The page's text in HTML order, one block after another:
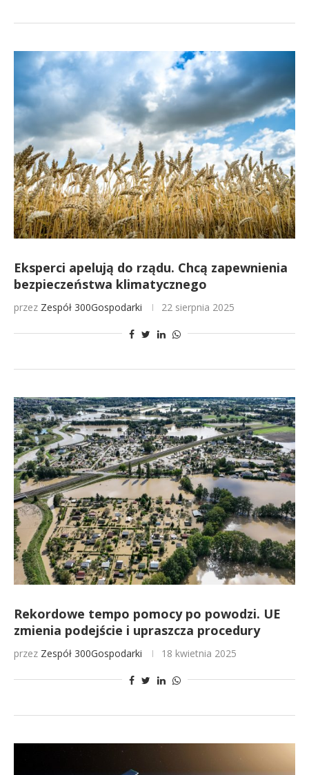
Eksperci apelują do rządu. Chcą zapewnienia
bezpieczeństwa klimatycznego
przez Zespół 300Gospodarki 22 sierpnia 2025
Rekordowe tempo pomocy po powodzi. UE
zmienia podejście i upraszcza procedury
przez Zespół 300Gospodarki 18 kwietnia 2025